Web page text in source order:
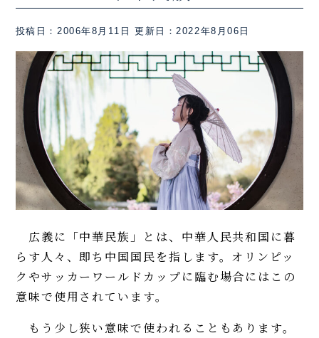
投稿日：2006年8月11日 更新日：2022年8月06日
広義に「中華民族」とは、中華人民共和国に暮
らす人々、即ち中国国民を指します。オリンピッ
クやサッカーワールドカップに臨む場合にはこの
意味で使用されています。
もう少し狭い意味で使われることもあります。